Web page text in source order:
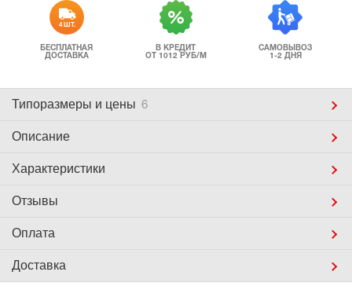
4 ШТ.
БЕСПЛАТНАЯ
ДОСТАВКА
В КРЕДИТ
ОТ 1012 РУБ/М
САМОВЫВОЗ
1-2 ДНЯ
Типоразмеры и цены 6
Описание
Характеристики
Отзывы
Оплата
Доставка